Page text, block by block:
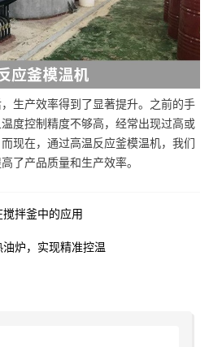
生产效率得到了显著提升。之前的手
度控制精度不够高，经常出现过高或
现在，通过高温反应釜模温机，我们
了产品质量和生产效率。
拌釜中的应用
炉，实现精准控温